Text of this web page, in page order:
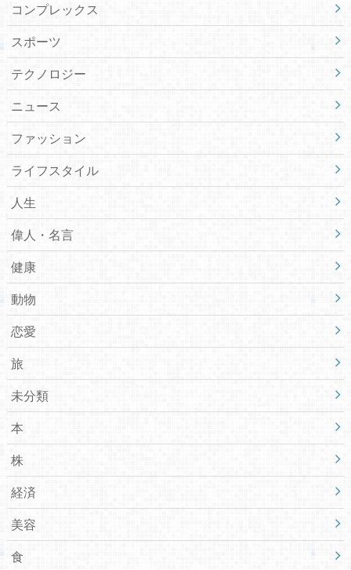
コンプレックス
スポーツ
テクノロジー
ニュース
ファッション
ライフスタイル
人生
偉人・名言
健康
動物
恋愛
旅
未分類
本
株
経済
美容
食